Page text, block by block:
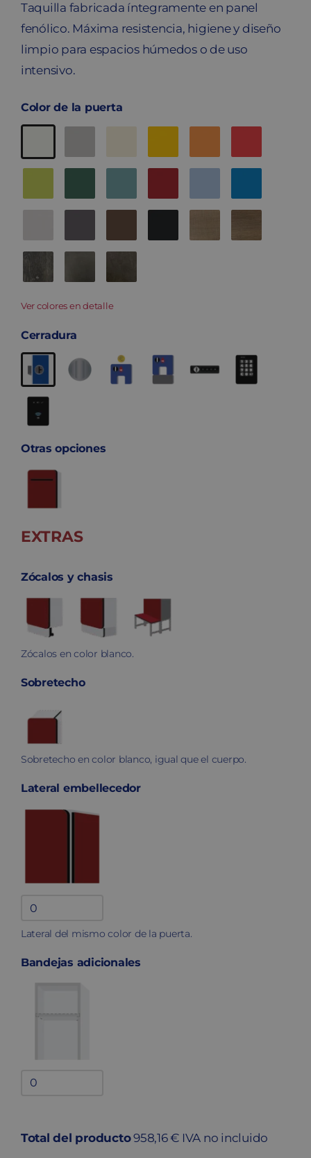
Taquilla fabricada íntegramente en panel
fenólico. Máxima resistencia, higiene y diseño
limpio para espacios húmedos o de uso
intensivo.
Color de la puerta
Ver colores en detalle
Cerradura
Otras opciones
EXTRAS
Zócalos y chasis
Zócalos en color blanco.
Sobretecho
Sobretecho en color blanco, igual que el cuerpo.
Lateral embellecedor
Lateral
fenólico
Lateral del mismo color de la puerta.
Bandejas adicionales
Bandejas
Total del producto958,16 € IVA no incluido